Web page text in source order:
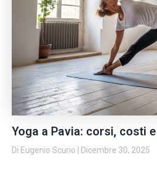
Yoga a Pavia: corsi, costi
Di Eugenio Scurio | Dicembre 30, 2025